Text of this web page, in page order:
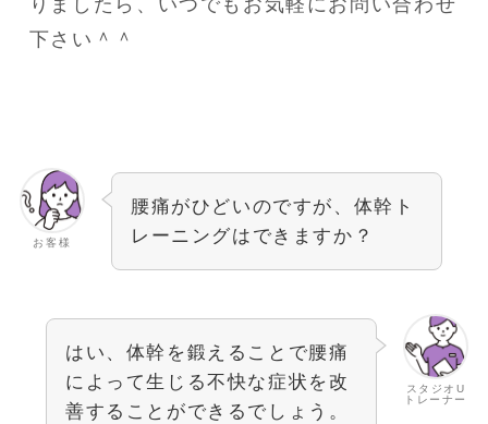
下さい＾＾
お客様
腰痛がひどいのですが、体幹ト
レーニングはできますか？
スタジオU
トレーナー
はい、体幹を鍛えることで腰痛
によって生じる不快な症状を改
善することができるでしょう。